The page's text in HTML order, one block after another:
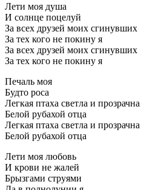
Лети моя душа
И солнце поцелуй
За всех друзей моих сгинувших
За тех кого не покину я
За всех друзей моих сгинувших
За тех кого не покину я
Печаль моя
Будто роса
Легкая птаха светла и прозрачна
Белой рубахой отца
Легкая птаха светла и прозрачна
Белой рубахой отца
Лети моя любовь
И крови не жалей
Брызгами струями